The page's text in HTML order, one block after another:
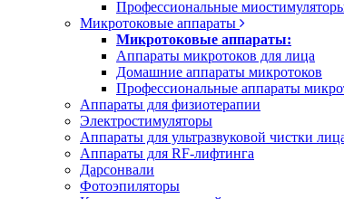
Профессиональные
Микротоковые аппараты
Микротоковые аппараты:
Аппараты микротоков для лица
Домашние аппараты микротоков
Профессиональные аппараты
Аппараты для физиотерапии
Электростимуляторы
Аппараты для ультразвуковой чистки
Аппараты для RF-лифтинга
Дарсонвали
Фотоэпиляторы